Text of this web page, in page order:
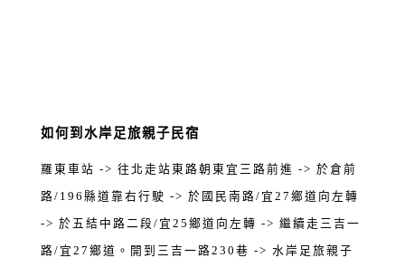
如何到水岸足旅親子民宿
羅東車站 -> 往北走站東路朝東宜三路前進 -> 於倉前
路/196縣道靠右行駛 -> 於國民南路/宜27鄉道向左轉
-> 於五結中路二段/宜25鄉道向左轉 -> 繼續走三吉一
路/宜27鄉道。開到三吉一路230巷 -> 水岸足旅親子